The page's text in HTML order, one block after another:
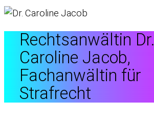
Rechtsanwältin Dr.
Caroline Jacob,
Fachanwältin für
Strafrecht